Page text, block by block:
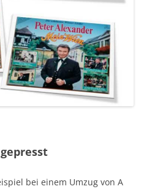
bei einem Umzug von A